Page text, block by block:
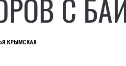
С
КРЫМСКАЯ